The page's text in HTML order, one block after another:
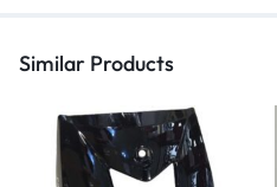
Similar Products